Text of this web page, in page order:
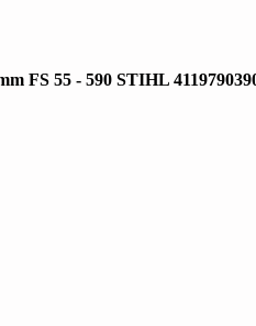
FS 55 - 590 STIHL